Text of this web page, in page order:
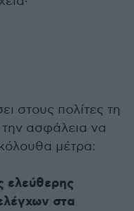
στους πολίτες τη
την ασφάλεια να
μέτρα:
ελεύθερης
στα